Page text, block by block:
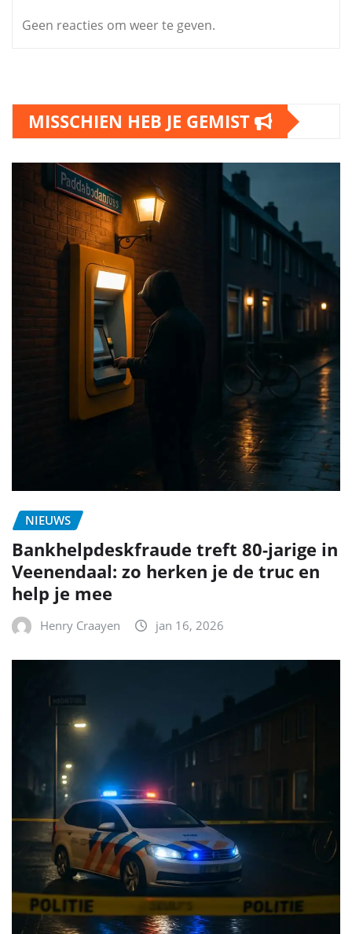
Geen reacties om weer te geven.
MISSCHIEN HEB JE GEMIST
NIEUWS
Bankhelpdeskfraude treft 80-jarige in
Veenendaal: zo herken je de truc en
help je mee
Henry Craayen jan 16, 2026